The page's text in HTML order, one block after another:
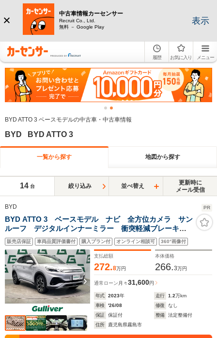
中古車情報カーセンサー
Recruit Co., Ltd.
無料 － Google Play
表示
履歴 お気に入り メニュー
BYD ATTO 3 ベースモデルの中古車・中古車情報
BYD BYD ATTO 3
一覧から探す 地図から探す
14 台 絞り込み 並べ替え
更新時に
メール受信
BYD PR
BYD ATTO 3 ベースモデル ナビ 全方位カメラ サン
ルーフ デジタルインナーミラー 衝突軽減ブレーキ
横滑り防止 クルーズコントロール ブラインドスポッ
トモニター シートヒーター ドライブレコーダー
ETC ワイヤレス充電
販売店保証 車両品質評価書付 購入プラン付 オンライン相談可 360°画像付
支払総額
272.8万円
本体価格
266.3万円
通常ローン 月々31,600円
年式 2023年 走行 1.2万km
車検
'26/08 修復
なし
保証
保証付 整備
法定整備付
住所
鹿児島県霧島市